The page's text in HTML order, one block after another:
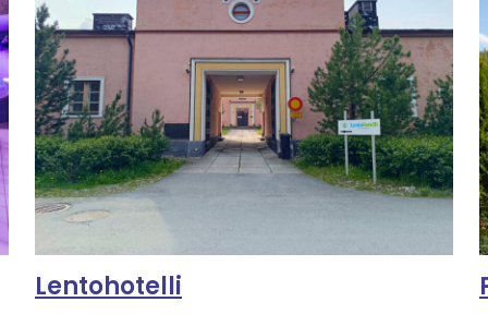
Lentohotelli